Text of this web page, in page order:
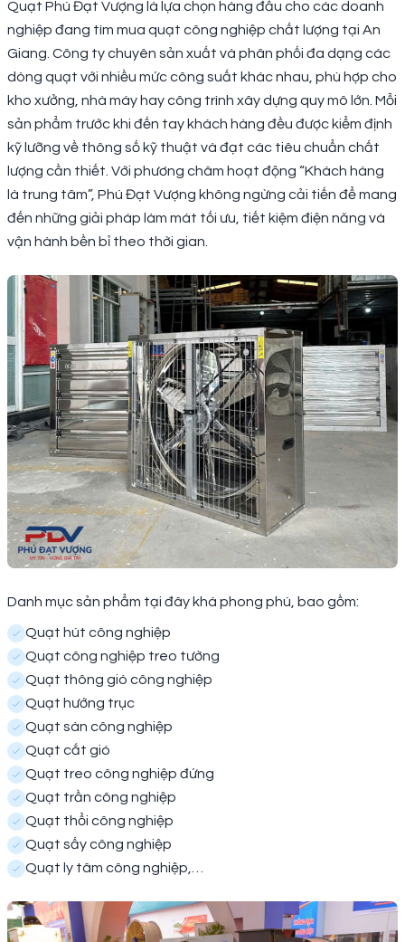
Quạt Phú Đạt Vượng là lựa chọn hàng đầu cho các doanh
nghiệp đang tìm mua quạt công nghiệp chất lượng tại An
Giang. Công ty chuyên sản xuất và phân phối đa dạng các
dòng quạt với nhiều mức công suất khác nhau, phù hợp cho
kho xưởng, nhà máy hay công trình xây dựng quy mô lớn. Mỗi
sản phẩm trước khi đến tay khách hàng đều được kiểm định
kỹ lưỡng về thông số kỹ thuật và đạt các tiêu chuẩn chất
lượng cần thiết. Với phương châm hoạt động “Khách hàng
là trung tâm”, Phú Đạt Vượng không ngừng cải tiến để mang
đến những giải pháp làm mát tối ưu, tiết kiệm điện năng và
vận hành bền bỉ theo thời gian.
Danh mục sản phẩm tại đây khá phong phú, bao gồm:
Quạt hút công nghiệp
Quạt công nghiệp treo tường
Quạt thông gió công nghiệp
Quạt hướng trục
Quạt sàn công nghiệp
Quạt cắt gió
Quạt treo công nghiệp đứng
Quạt trần công nghiệp
Quạt thổi công nghiệp
Quạt sấy công nghiệp
Quạt ly tâm công nghiệp,…